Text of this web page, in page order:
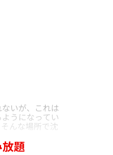
いが、これは
うになってい
んな場所で沈
題